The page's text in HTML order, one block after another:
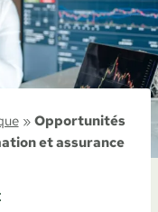
»Opportunités
et assurance